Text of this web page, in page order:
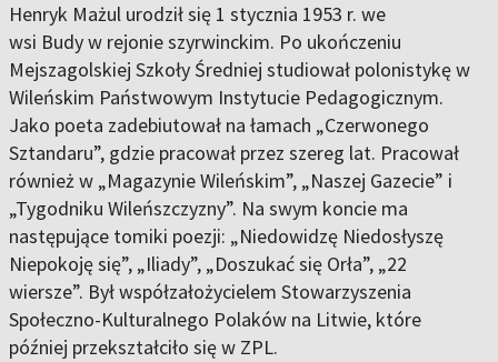
Henryk Mażul urodził się 1 stycznia 1953 r. we
wsi Budy w rejonie szyrwinckim. Po ukończeniu
Mejszagolskiej Szkoły Średniej studiował polonistykę w
Wileńskim Państwowym Instytucie Pedagogicznym.
Jako poeta zadebiutował na łamach „Czerwonego
Sztandaru”, gdzie pracował przez szereg lat. Pracował
również w „Magazynie Wileńskim”, „Naszej Gazecie” i
„Tygodniku Wileńszczyzny”. Na swym koncie ma
następujące tomiki poezji: „Niedowidzę Niedosłyszę
Niepokoję się”, „Iliady”, „Doszukać się Orła”, „22
wiersze”. Był współzałożycielem Stowarzyszenia
Społeczno-Kulturalnego Polaków na Litwie, które
później przekształciło się w ZPL.